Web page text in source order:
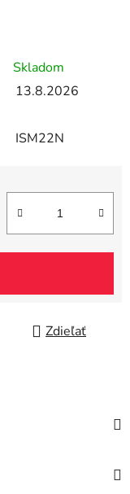
Skladom
13.8.2026
ISM22N
Zdieľať